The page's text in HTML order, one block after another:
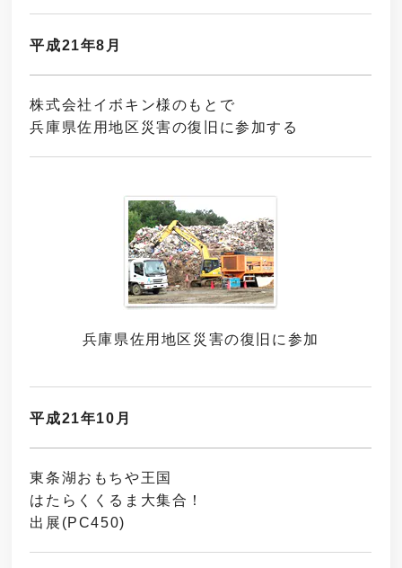
平成21年8月
株式会社イボキン様のもとで
兵庫県佐用地区災害の復旧に参加する
兵庫県佐用地区災害の復旧に参加
平成21年10月
東条湖おもちや王国
はたらくくるま大集合！
出展(PC450)